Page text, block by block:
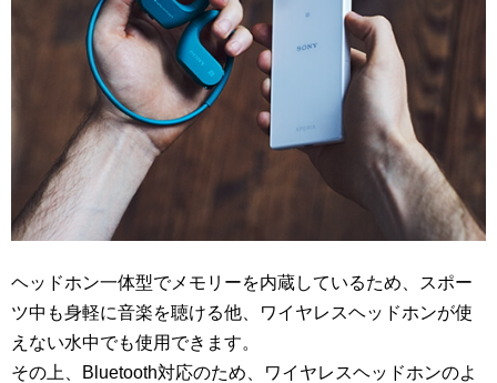
ヘッドホン一体型でメモリーを内蔵しているため、スポー
ツ中も身軽に音楽を聴ける他、ワイヤレスヘッドホンが使
えない水中でも使用できます。
その上、
Bluetooth対応のため、ワイヤレスヘッドホンのよ